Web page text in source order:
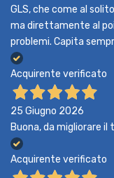
GLS, che come al
ma direttamente al
problemi. Capita
Acquirente verificato
25 Giugno 2026
Buona, da migliorare
Acquirente verificato